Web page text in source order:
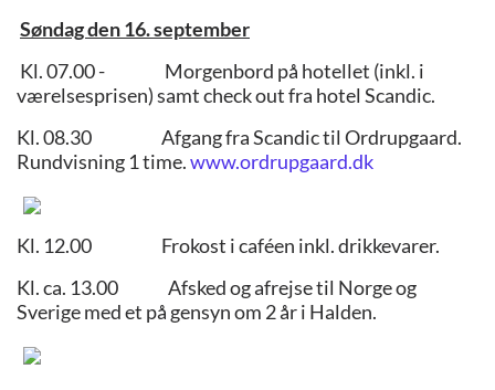
Søndag den 16. september
Kl. 07.00 - Morgenbord på hotellet (inkl. i
værelsesprisen) samt check out fra hotel Scandic.
Kl. 08.30 Afgang fra Scandic til Ordrupgaard.
Rundvisning 1 time.www.ordrupgaard.dk
Kl. 12.00 Frokost i caféen inkl. drikkevarer.
Kl. ca. 13.00 Afsked og afrejse til Norge og
Sverige med et på gensyn om 2 år i Halden.